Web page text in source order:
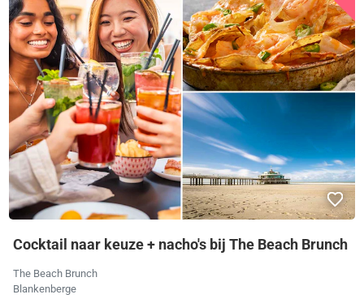
Cocktail naar keuze + nacho's bij The Beach Brunch
The Beach Brunch
Blankenberge